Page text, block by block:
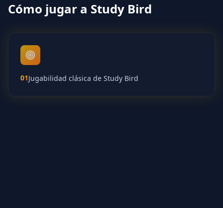
Cómo jugar a Study Bird
01Jugabilidad clásica de Study Bird